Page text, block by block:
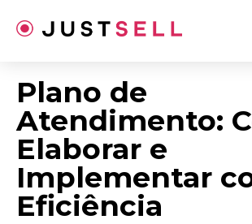
para
Plano de
Atendimento:
Elaborar e
Implementar
Eficiência